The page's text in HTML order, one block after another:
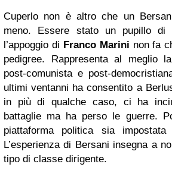
Cuperlo non è altro che un
meno. Essere stato un pupillo di
l’appoggio di Franco Marini non fa
pedigree. Rappresenta al meglio
post-comunista e post-
ultimi ventanni ha consentito a
in più di qualche caso, ci ha
battaglie ma ha perso le guerre.
piattaforma politica sia impostata
L’esperienza di Bersani insegna a
tipo di classe dirigente.